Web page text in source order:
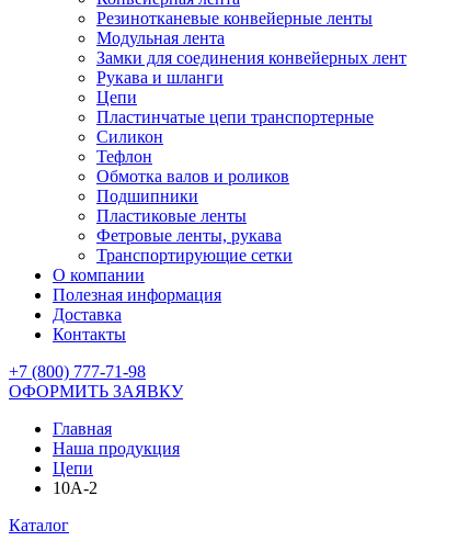
Резинотканевые конвейерные ленты
Модульная лента
Замки для соединения конвейерных лент
Рукава и шланги
Цепи
Пластинчатые цепи транспортерные
Силикон
Тефлон
Обмотка валов и роликов
Подшипники
Пластиковые ленты
Фетровые ленты, рукава
Транспортирующие сетки
О компании
Полезная информация
Доставка
Контакты
+7 (800) 777-71-98
ОФОРМИТЬ ЗАЯВКУ
Главная
Наша продукция
Цепи
10A-2
Каталог